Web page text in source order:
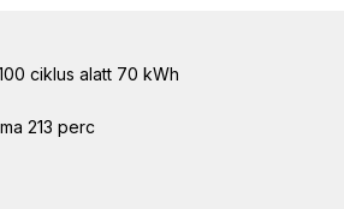
ciklus alatt 70 kWh
213 perc